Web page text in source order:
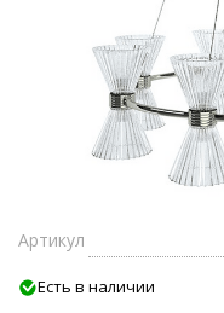
Артикул
Есть в наличии